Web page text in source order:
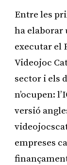
Entre les
ha elaborar
executar el
Videojoc
sector i els
n’ocupen:
versió
empreses